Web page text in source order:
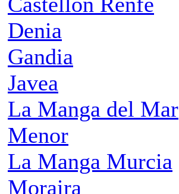
Denia
Gandia
Javea
La Manga del Mar
Menor
La Manga Murcia
Moraira